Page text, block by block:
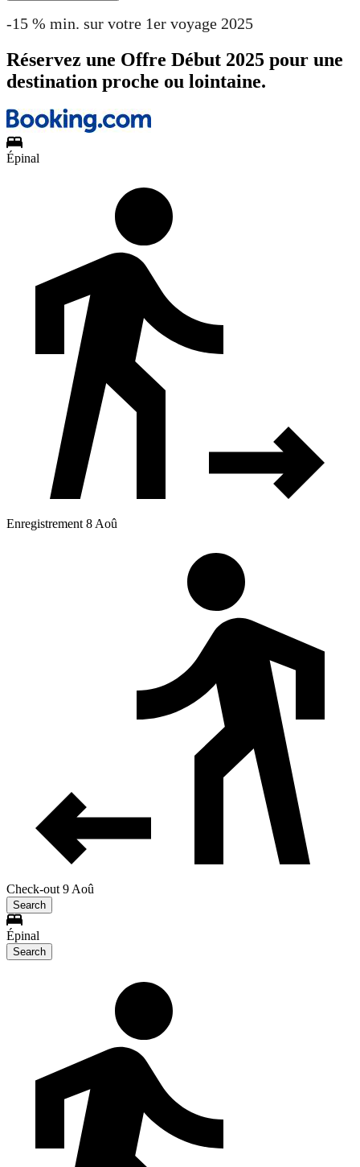
-15 % min. sur votre 1er voyage 2025
Réservez une Offre Début 2025 pour une
destination proche ou lointaine.
Épinal
Enregistrement 8 Aoû
Check-out 9 Aoû
Search
Épinal
Search